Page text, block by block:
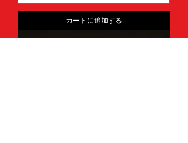
カートに追加する